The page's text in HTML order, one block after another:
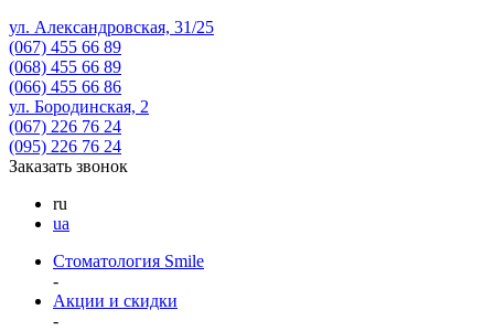
ул. Александровская, 31/25
(067) 455 66 89
(068) 455 66 89
(066) 455 66 86
ул. Бородинская, 2
(067) 226 76 24
(095) 226 76 24
Заказать звонок
ru
ua
Стоматология Smile
-
Акции и скидки
-